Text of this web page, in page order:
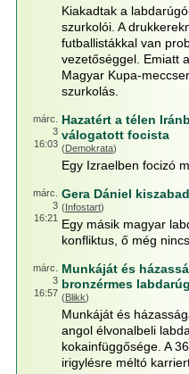
Kiakadtak a
szurkolói. A
futballistákkal van
vezetőséggel. Emiatt
Magyar Kupa-
szurkolás.
márc.
3
16:03
Hazatért a télen
válogatott focista
(Demokrata)
Egy Izraelben focizó
márc.
3
16:21
Gera Dániel
(Infostart)
Egy másik magyar
konfliktus, ő még
márc.
3
16:57
Munkáját és
bronzérmes
(Blikk)
Munkáját és
angol élvonalbeli
kokainfüggősége. A
irigylésre méltó